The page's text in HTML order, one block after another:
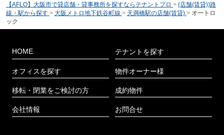
【AFLO】大阪市で貸店舗・貸事務所を探すならテナントプロ > (店舗(賃貸))路
線・駅から探す > 大阪メトロ地下鉄谷町線 > 天満橋駅の店舗(賃貸) > オートロ
ック
HOME
オフィスを探す
移転・閉業をご検討の方
会社情報
テナントを探す
物件オーナー様
成約物件
お問合せ